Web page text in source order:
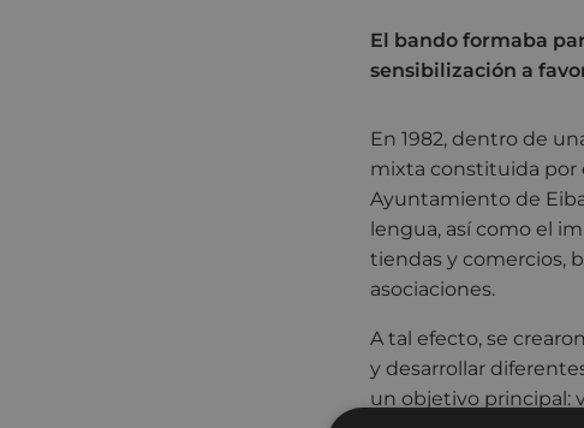
El bando formaba
sensibilización a
En 1982, dentro de
mixta constituida por
Ayuntamiento de
lengua, así como el
tiendas y comercios,
asociaciones.
A tal efecto, se
y desarrollar
un objetivo principal: